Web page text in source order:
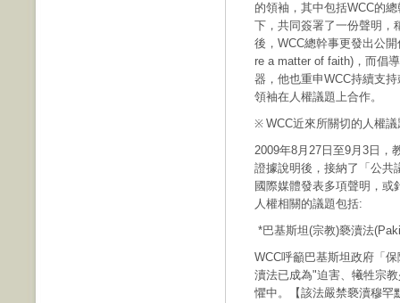
的領袖，其中包括WCC的
下，共同簽署了一份聲明，
後，WCC總幹事更發出公
re a matter of faith)，而倡
器，他也重申WCC持續支
領袖在人權議題上合作。
※ WCC近來所關切的人權議
2009年8月27日至9月3日，
證據說明後，接納了「公共
國際媒體發表多項聲明，
人權相關的議題包括:
*巴基斯坦(宗教)褻瀆法
WCC呼籲巴基斯坦政府「
瀆法已成為"迫害、犧牲宗
懼中。【該法嚴禁褻瀆穆罕